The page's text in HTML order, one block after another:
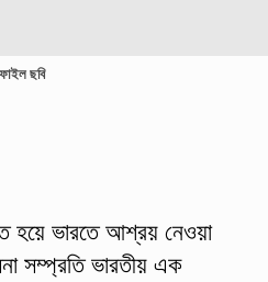
ফাইল ছবি
হয়ে ভারতে আশ্রয় নেওয়া
সম্প্রতি ভারতীয় এক